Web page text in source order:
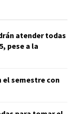
atender todas
pese a la
el semestre con